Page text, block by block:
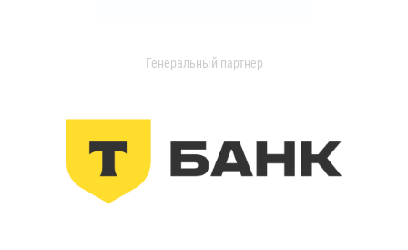
Генеральный партнер